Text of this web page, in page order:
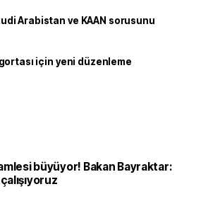
Arabistan ve KAAN sorusunu
için yeni düzenleme
büyüyor! Bakan Bayraktar: